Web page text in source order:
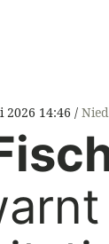
2026 14:46